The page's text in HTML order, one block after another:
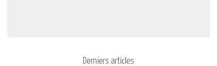
Derniers articles